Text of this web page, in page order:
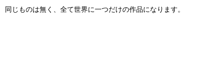
同じものは無く、全て世界に一つだけの作品になります。